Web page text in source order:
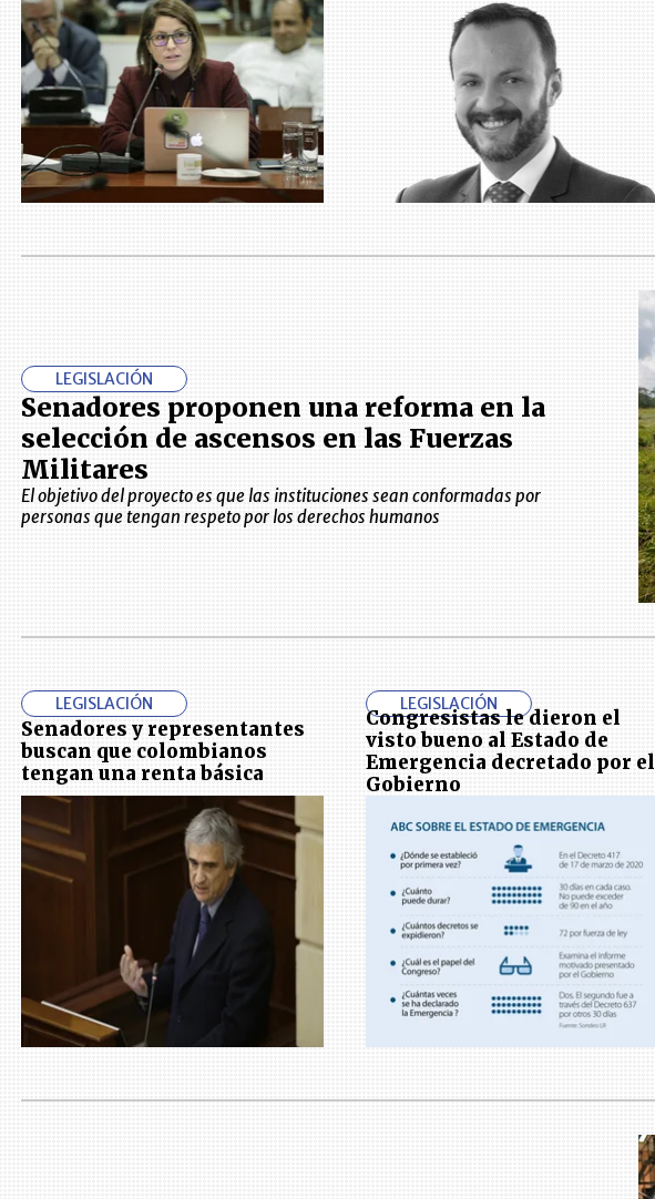
LEGISLACIÓN
Senadores proponen una reforma en la
selección de ascensos en las Fuerzas
Militares
El objetivo del proyecto es que las instituciones sean conformadas por
personas que tengan respeto por los derechos humanos
LEGISLACIÓN
Senadores y representantes
buscan que colombianos
tengan una renta básica
LEGISLACIÓN
Congresistas le dieron el
visto bueno al Estado de
Emergencia decretado por el
Gobierno